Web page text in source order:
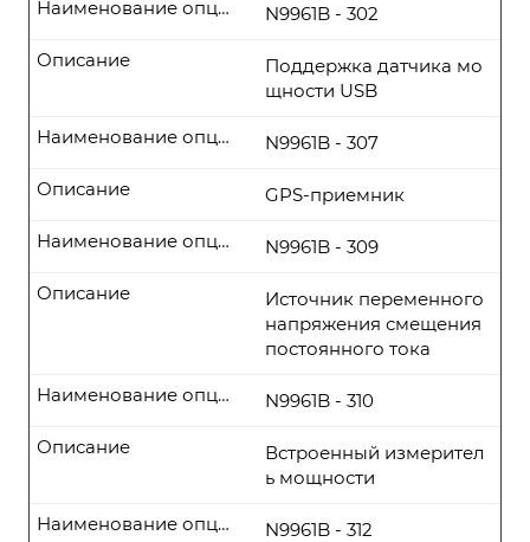
N9961B - 302
Наименование опции
Поддержка датчика мо
щности USB
Описание
N9961B - 307
Наименование опции
GPS-приемник
Описание
N9961B - 309
Наименование опции
Источник переменного
напряжения смещения
постоянного тока
Описание
N9961B - 310
Наименование опции
Встроенный измерител
ь мощности
Описание
N9961B - 312
Наименование опции